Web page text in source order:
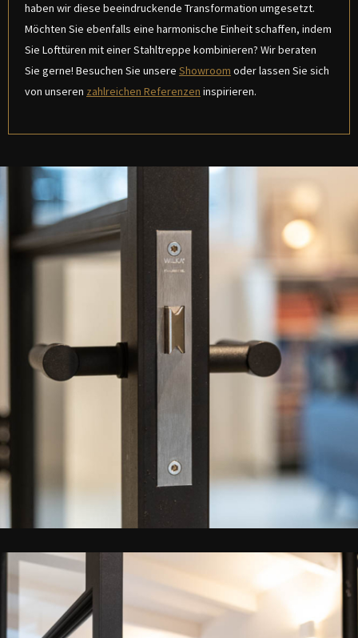
haben wir diese beeindruckende Transformation umgesetzt.
Möchten Sie ebenfalls eine harmonische Einheit schaffen, indem
Sie Lofttüren mit einer Stahltreppe kombinieren? Wir beraten
Sie gerne! Besuchen Sie unsere Showroom oder lassen Sie sich
von unseren zahlreichen Referenzen inspirieren.